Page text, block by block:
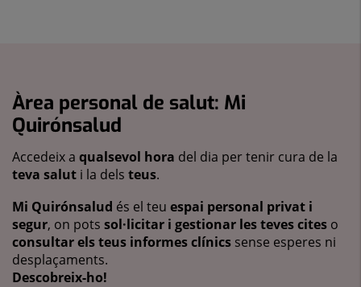
Àrea personal de salut: Mi
Quirónsalud
Accedeix a qualsevol hora del dia per tenir cura de la
teva salut i la dels teus.
Mi Quirónsalud és el teu espai personal privat i
segur, on pots sol·licitar i gestionar les teves cites o
consultar els teus informes clínics sense esperes ni
desplaçaments.
Descobreix-ho!